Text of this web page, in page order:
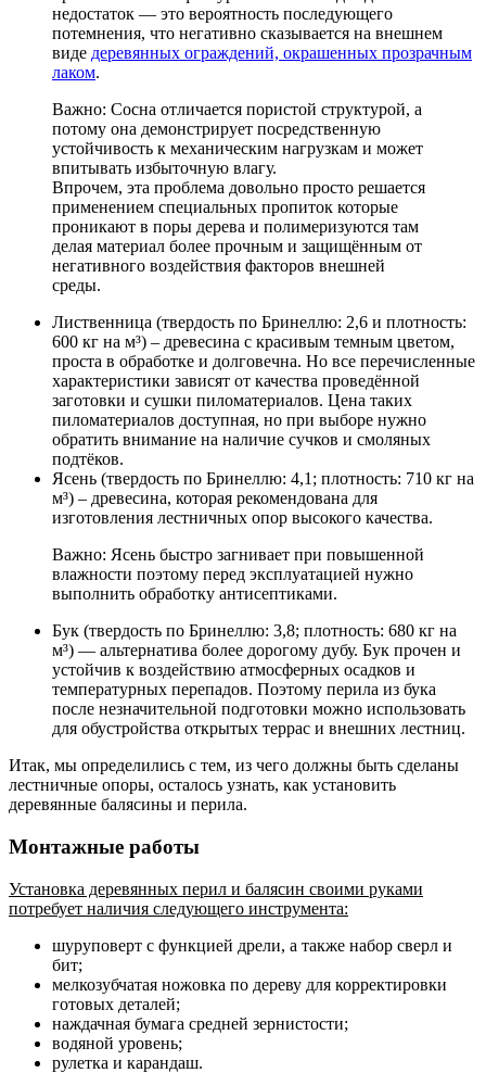
недостаток — это вероятность последующего
потемнения, что негативно сказывается на внешнем
виде деревянных ограждений, окрашенных прозрачным
лаком.
Важно: Сосна отличается пористой структурой, а
потому она демонстрирует посредственную
устойчивость к механическим нагрузкам и может
впитывать избыточную влагу.
Впрочем, эта проблема довольно просто решается
применением специальных пропиток которые
проникают в поры дерева и полимеризуются там
делая материал более прочным и защищённым от
негативного воздействия факторов внешней
среды.
Лиственница (твердость по Бринеллю: 2,6 и плотность:
600 кг на м³) – древесина с красивым темным цветом,
проста в обработке и долговечна. Но все перечисленные
характеристики зависят от качества проведённой
заготовки и сушки пиломатериалов. Цена таких
пиломатериалов доступная, но при выборе нужно
обратить внимание на наличие сучков и смоляных
подтёков.
Ясень (твердость по Бринеллю: 4,1; плотность: 710 кг на
м³) – древесина, которая рекомендована для
изготовления лестничных опор высокого качества.
Важно: Ясень быстро загнивает при повышенной
влажности поэтому перед эксплуатацией нужно
выполнить обработку антисептиками.
Бук (твердость по Бринеллю: 3,8; плотность: 680 кг на
м³) — альтернатива более дорогому дубу. Бук прочен и
устойчив к воздействию атмосферных осадков и
температурных перепадов. Поэтому перила из бука
после незначительной подготовки можно использовать
для обустройства открытых террас и внешних лестниц.
Итак, мы определились с тем, из чего должны быть сделаны
лестничные опоры, осталось узнать, как установить
деревянные балясины и перила.
Монтажные работы
Установка деревянных перил и балясин своими руками
потребует наличия следующего инструмента:
шуруповерт с функцией дрели, а также набор сверл и
бит;
мелкозубчатая ножовка по дереву для корректировки
готовых деталей;
наждачная бумага средней зернистости;
водяной уровень;
рулетка и карандаш.